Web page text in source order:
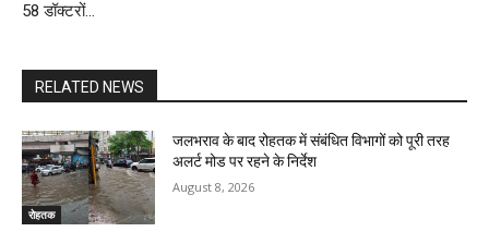
58 डॉक्टरों…
RELATED NEWS
रोहतक
जलभराव के बाद रोहतक में संबंधित विभागों को पूरी तरह
अलर्ट मोड पर रहने के निर्देश
August 8, 2026